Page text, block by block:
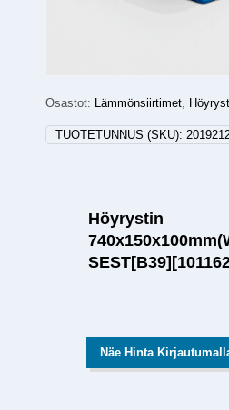
Osastot: Lämmönsiirtimet,
TUOTETUNNUS (SKU):
Höyrystin
Näe Hinta